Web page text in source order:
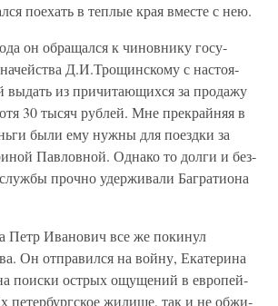
поехать в теплые края вместе с нею.
он обращался к чиновнику госу­
Д.И.Трощинскому с настоя­
выдать из причитающихся за продажу
30 тысяч рублей. Мне прекрайняя в
были ему нужны для поездки за
Павловной. Однако то долги и без­
прочно удерживали Багратиона
Петр Иванович все же покинул
Он отправился на войну, Екатерина
поиски острых ощущений в европей­
петербургское жилище, так и не обжи­